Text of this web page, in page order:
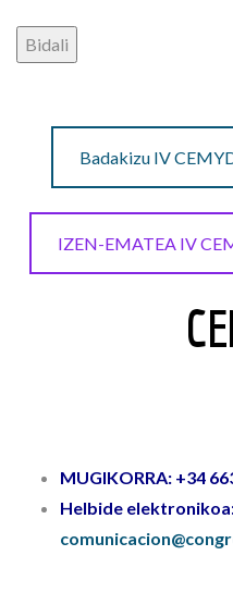
Bidali
Badakizu IV
IZEN-EMATEA IV
MUGIKORRA: +34
Helbide